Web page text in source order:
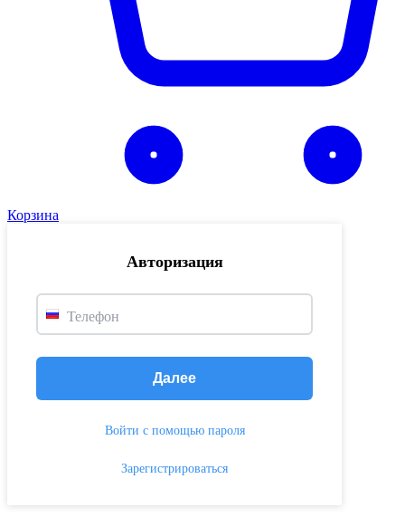
Корзина
Авторизация
Телефон
Далее
Войти с помощью пароля
Зарегистрироваться